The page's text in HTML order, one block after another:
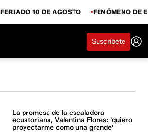
FERIADO 10 DE AGOSTO FENÓMENO DE
Suscríbete
La promesa de la escaladora
ecuatoriana, Valentina Flores: 'quiero
proyectarme como una grande'